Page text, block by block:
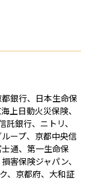
銀行、日本生命保
上日動火災保険、
銀行、ニトリ、
ープ、京都中央信
通、第一生命保
害保険ジャパン、
、京都府、大和証